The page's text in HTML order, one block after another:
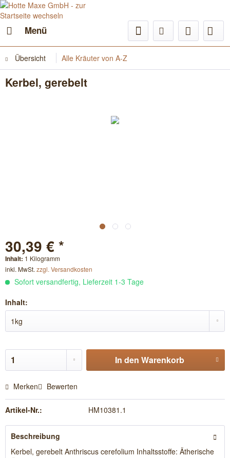
Menü
Übersicht Alle Kräuter von A-Z
Kerbel, gerebelt
30,39 € *
Inhalt: 1 Kilogramm
inkl. MwSt. zzgl. Versandkosten
Sofort versandfertig, Lieferzeit 1-3 Tage
Inhalt:
In den Warenkorb
Merken Bewerten
Artikel-Nr.: HM10381.1
Beschreibung
Kerbel, gerebelt Anthriscus cerefolium Inhaltsstoffe: Ätherische